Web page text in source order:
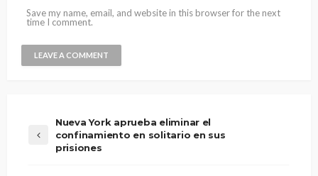
Save my name, email, and website in this browser for the next
time I comment.
Nueva York aprueba eliminar el
confinamiento en solitario en sus
prisiones